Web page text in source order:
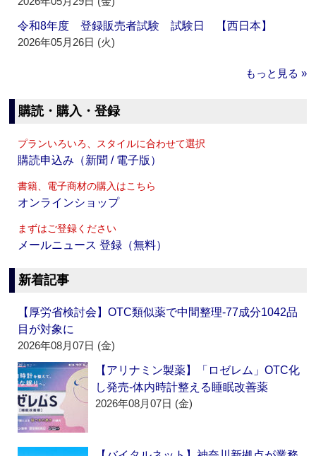
令和8年度 登録販売者試験 試験日 【西日本】
2026年05月26日 (火)
もっと見る »
購読・購入・登録
プランいろいろ、スタイルに合わせて選択
購読申込み（新聞 / 電子版）
書籍、電子商材の購入はこちら
オンラインショップ
まずはご登録ください
メールニュース 登録（無料）
新着記事
【厚労省検討会】OTC類似薬で中間整理‐77成分1042品
目が対象に
2026年08月07日 (金)
【アリナミン製薬】「ロゼレム」OTC化
し発売‐体内時計整える睡眠改善薬
2026年08月07日 (金)